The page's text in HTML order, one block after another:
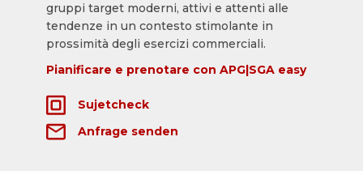
gruppi target moderni, attivi e attenti alle
tendenze in un contesto stimolante in
prossimità degli esercizi commerciali.
Pianificare e prenotare con APG|SGA easy
Sujetcheck
Anfrage senden